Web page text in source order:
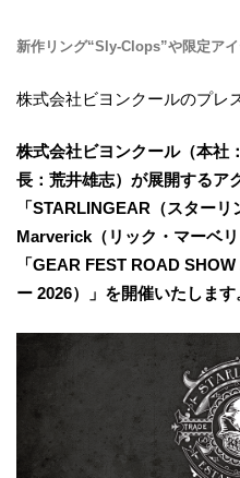
新作リング“Sly-Clops”や限定ア
株式会社ビヨンクールのプレ
株式会社ビヨンクール（本社
長：荒井雄志）が展開するア
「STARLINGEAR（スター
Marverick（リック・マーベ
「GEAR FEST ROAD
ー 2026）」を開催いたします